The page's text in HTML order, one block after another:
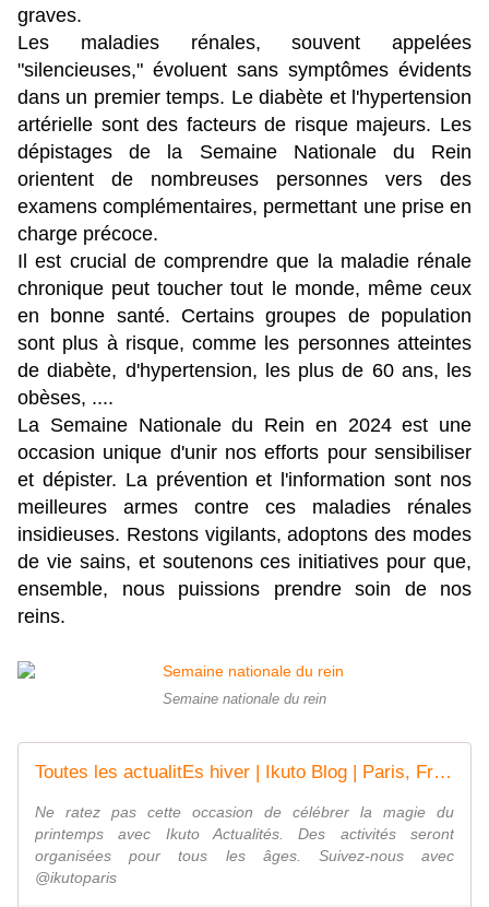
graves.
Les maladies rénales, souvent appelées
"silencieuses," évoluent sans symptômes évidents
dans un premier temps. Le diabète et l'hypertension
artérielle sont des facteurs de risque majeurs. Les
dépistages de la Semaine Nationale du Rein
orientent de nombreuses personnes vers des
examens complémentaires, permettant une prise en
charge précoce.
Il est crucial de comprendre que la maladie rénale
chronique peut toucher tout le monde, même ceux
en bonne santé. Certains groupes de population
sont plus à risque, comme les personnes atteintes
de diabète, d'hypertension, les plus de 60 ans, les
obèses, ....
La Semaine Nationale du Rein en 2024 est une
occasion unique d'unir nos efforts pour sensibiliser
et dépister. La prévention et l'information sont nos
meilleures armes contre ces maladies rénales
insidieuses. Restons vigilants, adoptons des modes
de vie sains, et soutenons ces initiatives pour que,
ensemble, nous puissions prendre soin de nos
reins.
Semaine nationale du rein
Toutes les actualitEs hiver | Ikuto Blog | Paris, France
Ne ratez pas cette occasion de célébrer la magie du
printemps avec Ikuto Actualités. Des activités seront
organisées pour tous les âges. Suivez-nous avec
@ikutoparis